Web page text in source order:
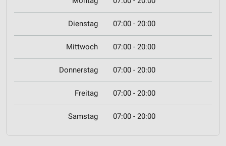
Dienstag 07:00 - 20:00
Mittwoch 07:00 - 20:00
Donnerstag 07:00 - 20:00
Freitag 07:00 - 20:00
Samstag 07:00 - 20:00